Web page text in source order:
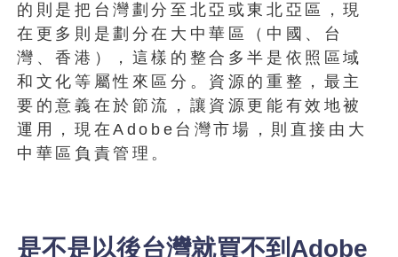
的則是把台灣劃分至北亞或東北亞區，現
在更多則是劃分在大中華區（中國、台
灣、香港），這樣的整合多半是依照區域
和文化等屬性來區分。資源的重整，最主
要的意義在於節流，讓資源更能有效地被
運用，現在Adobe台灣市場，則直接由大
中華區負責管理。
是不是以後台灣就買不到Adobe